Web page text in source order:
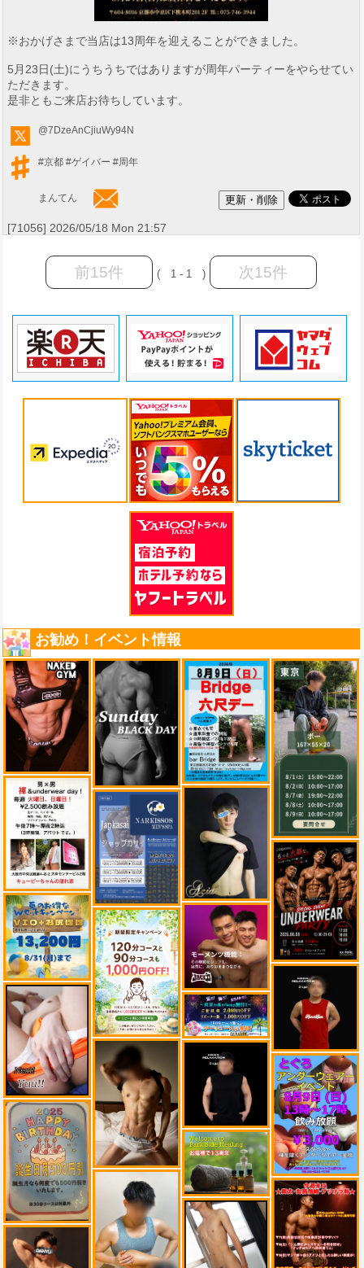
※おかげさまで当店は13周年を迎えることができました。
5月23日(土)にうちうちではありますが周年パーティーをやらせてい
ただきます。
是非ともご来店お待ちしています。
@7DzeAnCjiuWy94N
#京都 #ゲイバー #周年
まんてん
[71056] 2026/05/18 Mon 21:57
前15件 ( 1 - 1 ) 次15件
お勧め！イベント情報